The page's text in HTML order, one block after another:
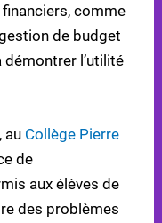
comme
de budget
l’utilité
au Collège Pierre
de
aux élèves de
des problèmes